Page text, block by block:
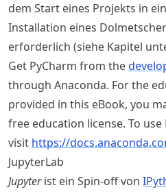
dem Start eines Projekts in
Installation eines
erforderlich (siehe Kapitel
Get PyCharm from the
through Anaconda. For the
provided in this eBook, you
free education license. To
visit https://docs.anaconda
JupyterLab
Jupyterist ein Spin-off von